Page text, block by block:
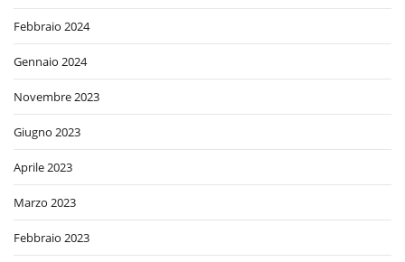
Febbraio 2024
Gennaio 2024
Novembre 2023
Giugno 2023
Aprile 2023
Marzo 2023
Febbraio 2023